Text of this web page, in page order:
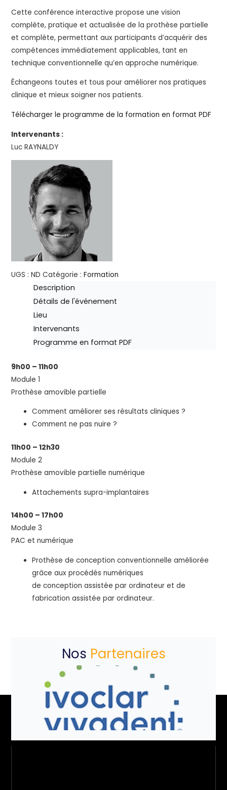
Cette conférence interactive propose une vision
complète, pratique et actualisée de la prothèse partielle
et complète, permettant aux participants d’acquérir des
compétences immédiatement applicables, tant en
technique conventionnelle qu’en approche numérique.
Échangeons toutes et tous pour améliorer nos pratiques
clinique et mieux soigner nos patients.
Télécharger le programme de la formation en format PDF
Intervenants :
Luc RAYNALDY
UGS :ND Catégorie :Formation
Description
Détails de l'événement
Lieu
Intervenants
Programme en format PDF
9h00 – 11h00
Module 1
Prothèse amovible partielle
Comment améliorer ses résultats cliniques ?
Comment ne pas nuire ?
11h00 – 12h30
Module 2
Prothèse amovible partielle numérique
Attachements supra-implantaires
14h00 – 17h00
Module 3
PAC et numérique
Prothèse de conception conventionnelle améliorée
grâce aux procédés numériques
de conception assistée par ordinateur et de
fabrication assistée par ordinateur.
Nos Partenaires